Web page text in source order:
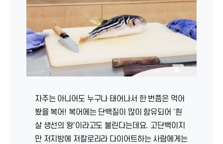
자주는 아니어도 누구나 태어나서 한 번쯤은 먹어
봤을 복어! 복어에는 단백질이 많이 함유되어 '흰
살 생선의 왕'이라고도 불린다는데요. 고단백이지
만 저지방에 저칼로리라 다이어트하는 사람에게는